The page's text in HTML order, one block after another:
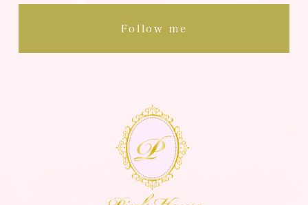
Follow me